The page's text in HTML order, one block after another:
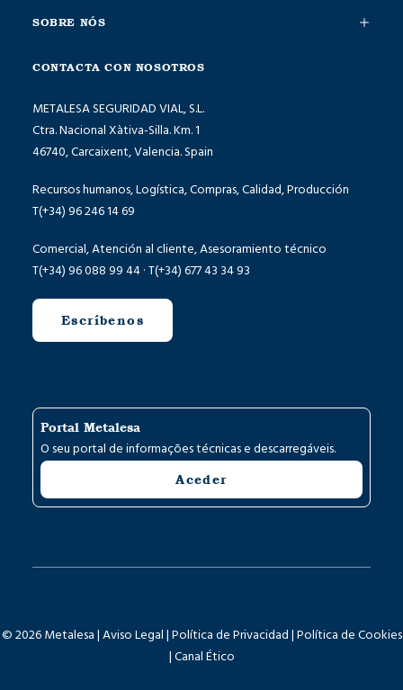
SOBRE NÓS
CONTACTA CON NOSOTROS
METALESA SEGURIDAD VIAL, S.L.
Ctra. Nacional Xàtiva-Silla. Km. 1
46740, Carcaixent, Valencia. Spain
Recursos humanos, Logística, Compras, Calidad, Producción
T(+34) 96 246 14 69
Comercial, Atención al cliente, Asesoramiento técnico
T(+34) 96 088 99 44 · T(+34) 677 43 34 93
Escríbenos
Portal Metalesa
O seu portal de informações técnicas e descarregáveis.
Aceder
© 2026 Metalesa | Aviso Legal | Política de Privacidad | Política de Cookies
| Canal Ético